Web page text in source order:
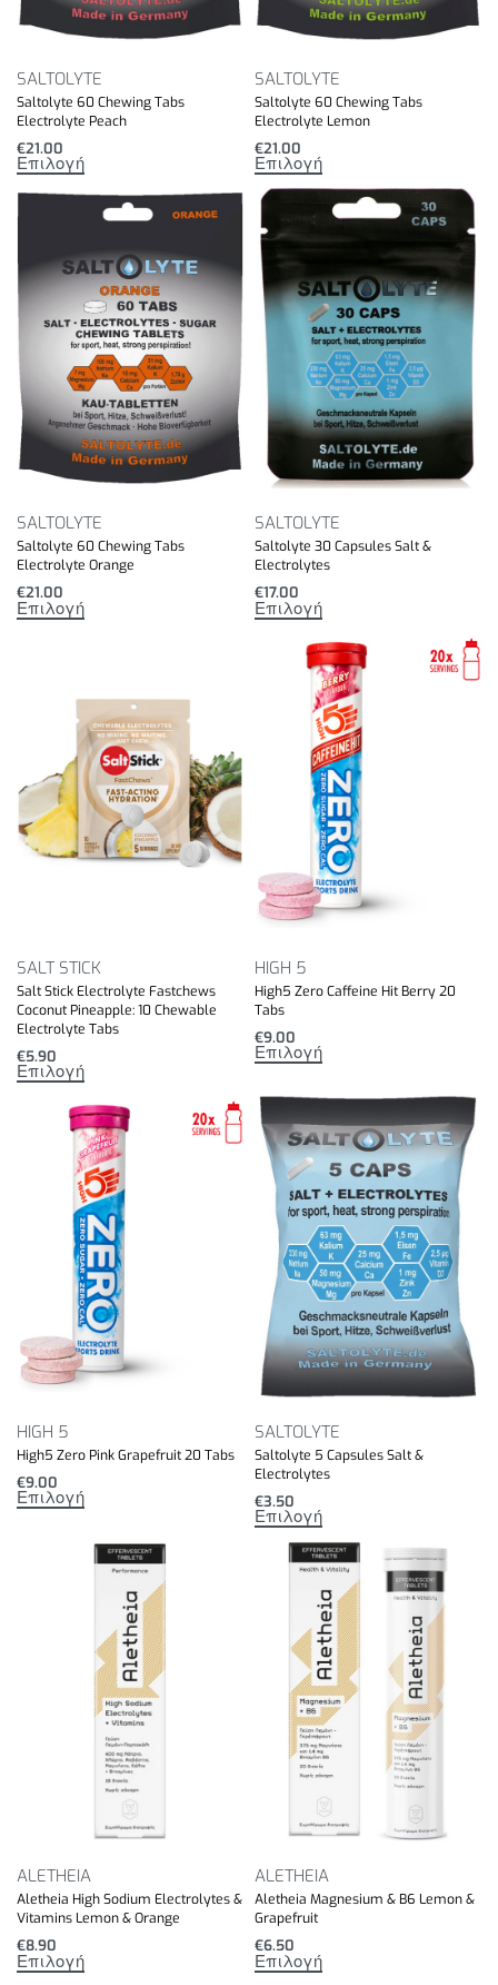
SALTOLYTE
Saltolyte 60 Chewing Tabs
Electrolyte Peach
€21.00
Επιλογή
SALTOLYTE
Saltolyte 60 Chewing Tabs
Electrolyte Lemon
€21.00
Επιλογή
SALTOLYTE
Saltolyte 60 Chewing Tabs
Electrolyte Orange
€21.00
Επιλογή
SALTOLYTE
Saltolyte 30 Capsules Salt &
Electrolytes
€17.00
Επιλογή
SALT STICK
Salt Stick Electrolyte Fastchews
Coconut Pineapple: 10 Chewable
Electrolyte Tabs
€5.90
Επιλογή
HIGH 5
High5 Zero Caffeine Hit Berry 20
Tabs
€9.00
Επιλογή
HIGH 5
High5 Zero Pink Grapefruit 20 Tabs
€9.00
Επιλογή
SALTOLYTE
Saltolyte 5 Capsules Salt &
Electrolytes
€3.50
Επιλογή
ALETHEIA
Aletheia High Sodium Electrolytes &
Vitamins Lemon & Orange
€8.90
Επιλογή
ALETHEIA
Aletheia Magnesium & B6 Lemon &
Grapefruit
€6.50
Επιλογή